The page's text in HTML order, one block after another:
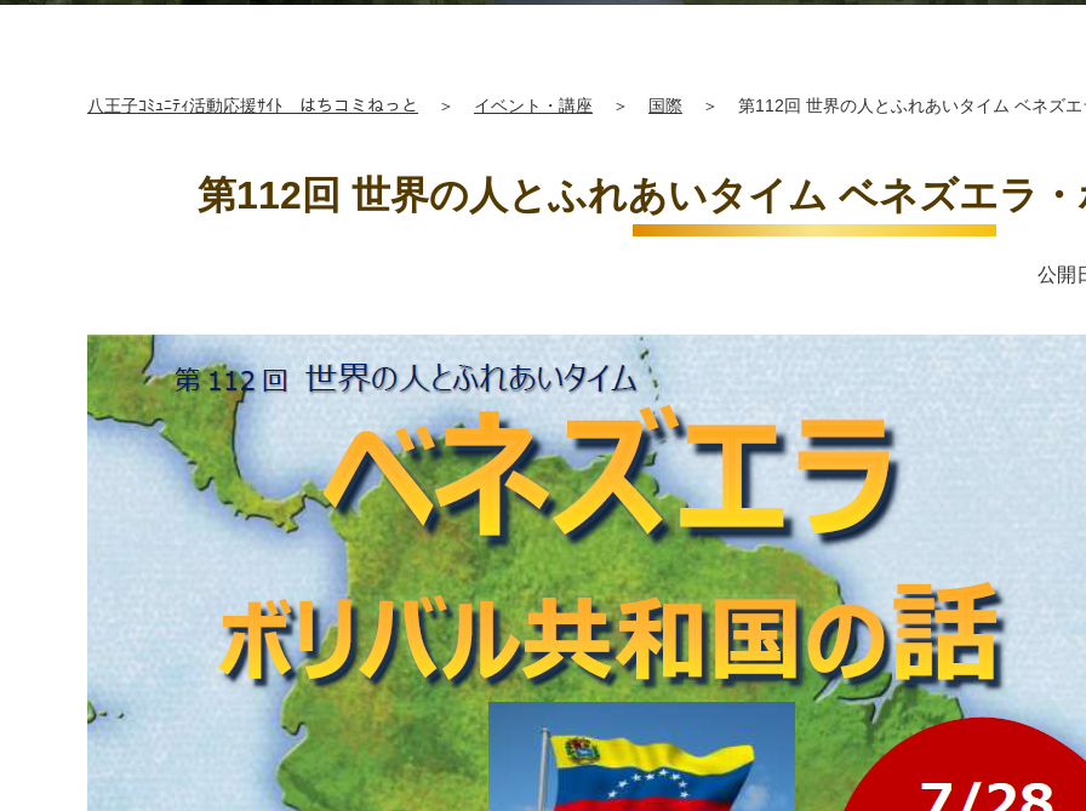
八王子ｺﾐｭﾆﾃｨ活動応援ｻｲﾄ はちコミねっと ＞ イベント・講座 ＞ 国際 ＞ 第112回 世界の人とふれあいタイム ベネズ
第112回 世界の人とふれあいタイム ベネズエラ
公開